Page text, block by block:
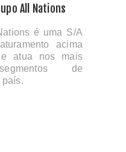
All Nations
é uma S/A
acima
atua nos mais
de
país.